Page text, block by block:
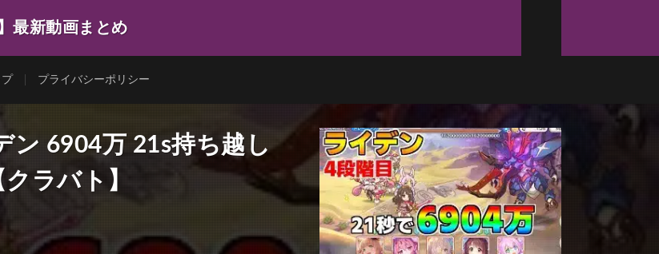
最新動画まとめ
プライバシーポリシー
ン 6904万 21s持ち越し
ラバト】